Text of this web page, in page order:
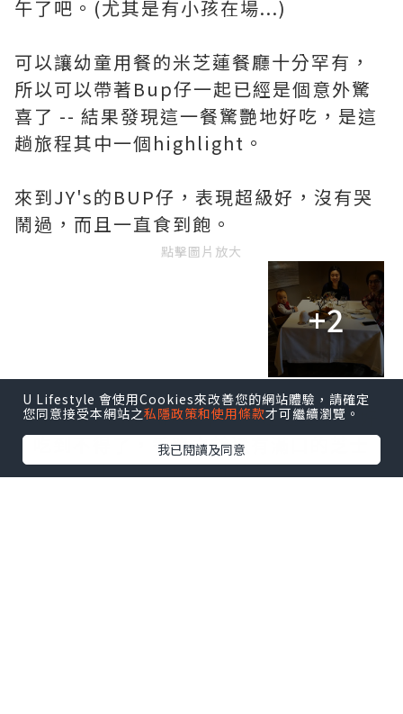
午了吧。(尤其是有小孩在場...)
可以讓幼童用餐的米芝蓮餐廳十分罕有，
所以可以帶著Bup仔一起已經是個意外驚
喜了 -- 結果發現這一餐驚艷地好吃，是這
趟旅程其中一個highlight。
來到JY's的BUP仔，表現超級好，沒有哭
鬧過，而且一直食到飽。
點擊圖片放大
+2
Amuses Bouche其中一款是芝士脆脆好
吃到不得了，香脆之餘還有滿口的芝士
味，連BUP仔都搶著要。
U Lifestyle 會使用Cookies來改善您的網站體驗，請確定
您同意接受本網站之私隱政策和使用條款才可繼續瀏覽。
我已閱讀及同意